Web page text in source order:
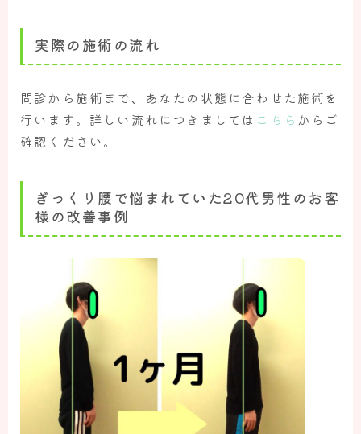
実際の施術の流れ
問診から施術まで、あなたの状態に合わせた施術を
行います。詳しい流れにつきましては こちら からご
確認ください。
ぎっくり腰で悩まれていた20代男性のお客
様の改善事例